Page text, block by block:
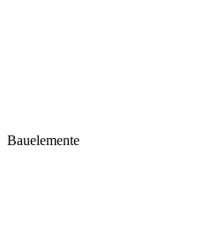
Bauelemente